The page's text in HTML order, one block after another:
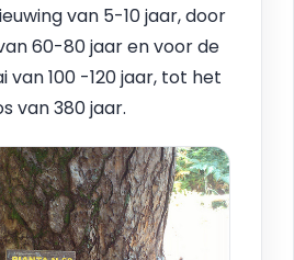
van 5-10 jaar, door
60-80 jaar en voor de
van 100 -120 jaar, tot het
van 380 jaar.